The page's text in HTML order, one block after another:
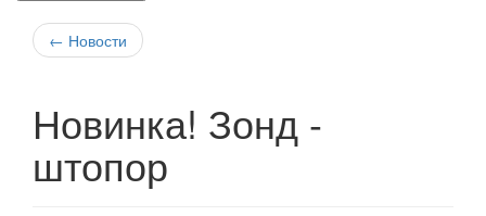
← Новости
Новинка! Зонд -
штопор